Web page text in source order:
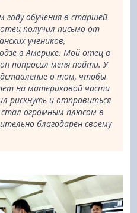
году обучения в старшей
получил письмо от
учеников,
в Америке. Мой отец в
попросил меня пойти. У
о том, чтобы
на материковой части
рискнуть и отправиться
огромным плюсом в
благодарен своему